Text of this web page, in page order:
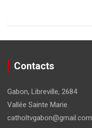
Contacts
Gabon, Libreville, 2684
Vallée Sainte Marie
catholtvgabon@gmail.com